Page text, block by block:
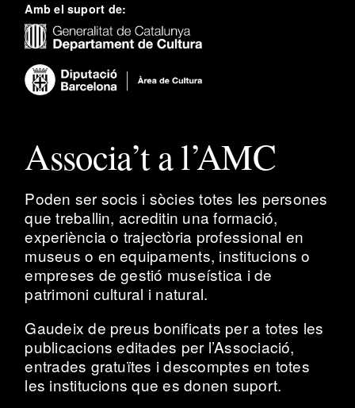
Amb el suport de:
Associa’t a l’AMC
Poden ser socis i sòcies totes les persones
que treballin, acreditin una formació,
experiència o trajectòria professional en
museus o en equipaments, institucions o
empreses de gestió museística i de
patrimoni cultural i natural.
Gaudeix de preus bonificats per a totes les
publicacions editades per l’Associació,
entrades gratuïtes i descomptes en totes
les institucions que es donen suport.